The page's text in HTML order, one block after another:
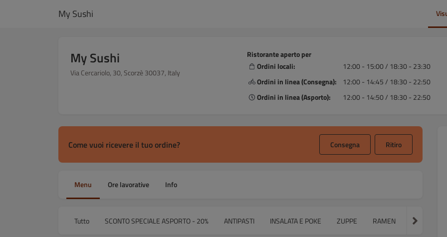
My Sushi
My Sushi
Via Cercariolo, 30, Scorzè 30037, Italy
Ristorante aperto per
Ordini locali:
12:00 - 15:00 / 18:30 - 23:30
Ordini in linea (Consegna):
12:00 - 14:45 / 18:30 - 22:50
Ordini in linea (Asporto):
12:00 - 14:50 / 18:30 - 22:50
Come vuoi ricevere il tuo ordine? Consegna Ritiro
Menu Ore lavorative Info
Tutto SCONTO SPECIALE ASPORTO - 20% ANTIPASTI INSALATA E POKE ZUPPE RAMEN SPAGHETTI